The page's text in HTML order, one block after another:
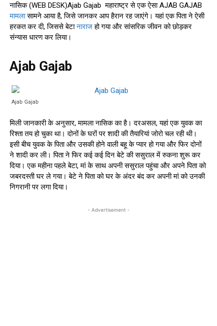
नासिक (WEB DESK)Ajab Gajab महाराष्ट्र से एक ऐसा AJAB GAJAB
मामलासामने आया है, जिसे जानकर आप हैरान रह जाएंगे। यहां एक पिता ने ऐसी
हरकत कर दी, जिससे बेटानाराजहो गया और सांसरिक जीवन को छोड़कर
संन्यास धारण कर लिया।
Ajab Gajab
Ajab Gajab
मिली जानकारी के अनुसार, मामला नासिक का है। दरअसल, यहां एक युवक का
रिश्ता तय हो चुका था। दोनों के घरों पर शादी की तैयारियां जोरो चल रही थी।
इसी बीच युवक के पिता और उसकी होने वाली बहू के प्यार हो गया और फिर दोनों
ने शादी कर ली। पिता ने फिर कई कई दिन बेटे की ससुराल में रुकना शुरू कर
दिया। एक महीना पहले बेटा, मां के साथ अपनी ससुराल पहुंचा और अपने पिता को
जबरदस्ती घर ले गया। बेटे ने पिता को घर के अंदर बंद कर अपनी मां को उनकी
निगरानी पर लगा दिया।
- Advertisement -